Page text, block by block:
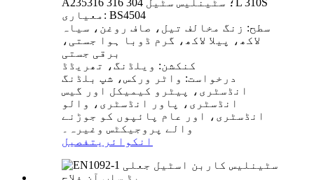
A235؛ سٹینلیس سٹیل 304 316 316L 310S
معیاری: BS4504
سطح: زنگ مخالف تیل، صاف روغن، سیاہ
لاکھ، پیلا لاکھ، گرم ڈوبا ہوا جستی،
برقی جستی
کنکشن: ویلڈنگ، تھریڈڈ
درخواست: واٹر ورکس، شپ بلڈنگ
انڈسٹری، پیٹرو کیمیکل اور گیس
انڈسٹری، پاور انڈسٹری، والو
انڈسٹری، اور عام پائپوں کو جوڑنے
والے پروجیکٹس وغیرہ۔
انکوائری تفصیل